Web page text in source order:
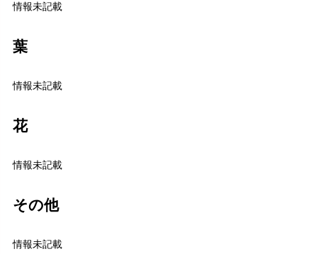
情報未記載
葉
情報未記載
花
情報未記載
その他
情報未記載